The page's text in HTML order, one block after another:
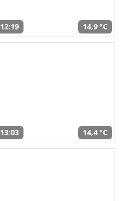
12:19 14,9 °C
13:03 14,4 °C